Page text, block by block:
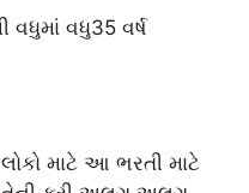
વધુમાં વધુ35 વર્ષ
માટે આ ભરતી માટે